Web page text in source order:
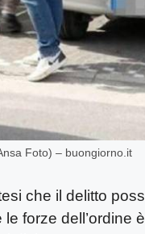
Foto) – buongiorno.it
che il delitto
forze dell’ordine